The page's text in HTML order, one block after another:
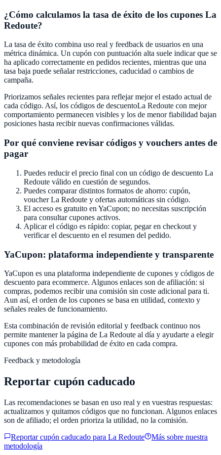
¿Cómo calculamos la tasa de éxito de los cupones La
Redoute?
La tasa de éxito combina uso real y feedback de usuarios en una
métrica dinámica. Un cupón con puntuación alta suele indicar que se
ha aplicado correctamente en pedidos recientes, mientras que una
tasa baja puede señalar restricciones, caducidad o cambios de
campaña.
Priorizamos señales recientes para reflejar mejor el estado actual de
cada código. Así, los códigos de descuentoLa Redoute con mejor
comportamiento permanecen visibles y los de menor fiabilidad bajan
posiciones hasta recibir nuevas confirmaciones válidas.
Por qué conviene revisar códigos y vouchers antes de
pagar
Puedes reducir el precio final con un código de descuento La
Redoute válido en cuestión de segundos.
Puedes comparar distintos formatos de ahorro: cupón,
voucherLa Redoute y ofertas automáticas sin código.
El acceso es gratuito en YaCupon; no necesitas suscripción
para consultar cupones activos.
Aplicar el código es rápido: copiar, pegar en checkout y
verificar el descuento en el resumen del pedido.
YaCupon: plataforma independiente y transparente
YaCupon es una plataforma independiente de cupones y códigos de
descuento para ecommerce. Algunos enlaces son de afiliación: si
compras, podemos recibir una comisión sin coste adicional para ti.
Aun así, el orden de los cupones se basa en utilidad, contexto y
señales reales de funcionamiento.
Esta combinación de revisión editorial y feedback continuo nos
permite mantener la página de La Redoute al día y ayudarte a elegir
cupones con más probabilidad de éxito en cada compra.
Feedback y metodología
Reportar cupón caducado
Las recomendaciones se basan en uso real y en vuestras respuestas:
actualizamos y quitamos códigos que no funcionan. Algunos enlaces
son de afiliado; el orden prioriza la utilidad, no la comisión.
Reportar cupón caducado para La Redoute
Más sobre nuestra
metodología